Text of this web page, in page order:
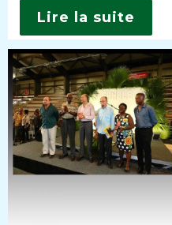
Lire la suite